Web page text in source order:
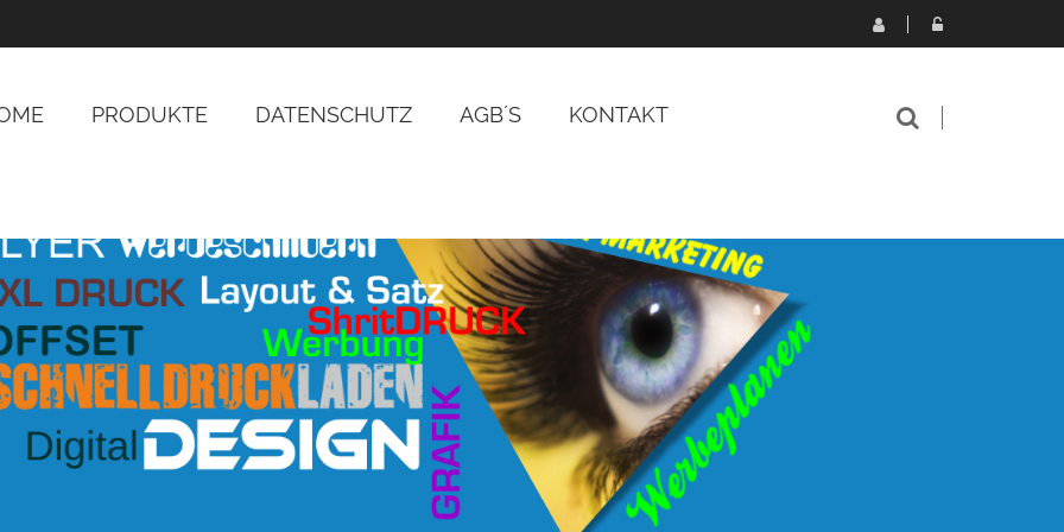
PRODUKTE DATENSCHUTZ AGB´S KONTAKT